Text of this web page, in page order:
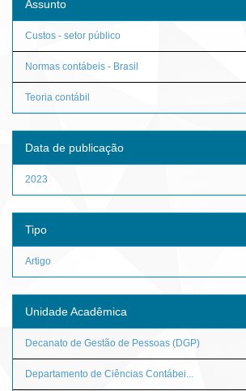
Assunto
Custos - setor público
Normas contábeis - Brasil
Teoria contábil
Data de publicação
2023
Tipo
Artigo
Unidade Acadêmica
Decanato de Gestão de Pessoas (DGP)
Departamento de Ciências Contábei...